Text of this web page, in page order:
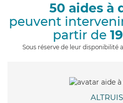
50 aides à
peuvent
partir de
Sous réserve de leur